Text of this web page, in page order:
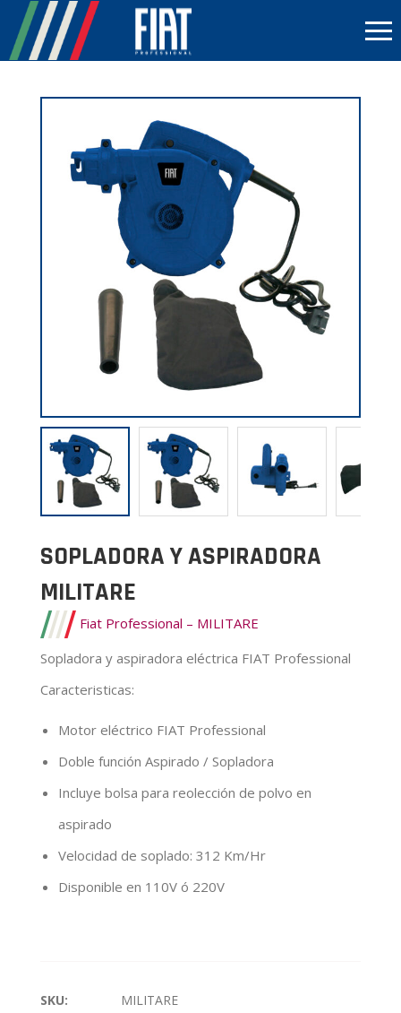
SOPLADORA Y ASPIRADORA
MILITARE
Fiat Professional – MILITARE
Sopladora y aspiradora eléctrica FIAT Professional
Caracteristicas:
Motor eléctrico FIAT Professional
Doble función Aspirado / Sopladora
Incluye bolsa para reolección de polvo en
aspirado
Velocidad de soplado: 312 Km/Hr
Disponible en 110V ó 220V
SKU:
MILITARE